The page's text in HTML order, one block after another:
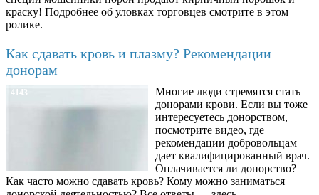
краску! Подробнее об уловках торговцев смотрите в этом
ролике.
Как сдавать кровь и плазму? Рекомендации
донорам
4143
Многие люди стремятся стать
донорами крови. Если вы тоже
интересуетесь донорством,
посмотрите видео, где
рекомендации добровольцам
дает квалифицированный врач.
Оплачивается ли донорство?
Как часто можно сдавать кровь? Кому можно заниматься